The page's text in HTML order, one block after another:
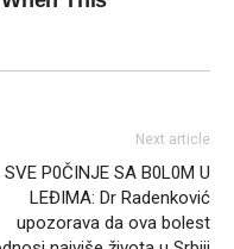
Next article
SVE P0ČINJE SA B0L0M U
LEĐIMA: Dr Radenković
upozorava da ova bolest